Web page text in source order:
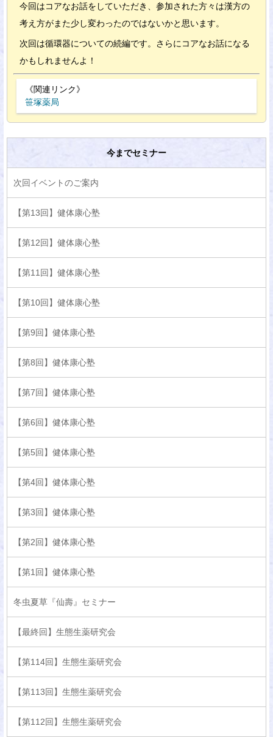
今回はコアなお話をしていただき、参加された方々は漢方の
考え方がまた少し変わったのではないかと思います。
次回は循環器についての続編です。さらにコアなお話になる
かもしれませんよ！
《関連リンク》
笹塚薬局
今までセミナー
次回イベントのご案内
【第13回】健体康心塾
【第12回】健体康心塾
【第11回】健体康心塾
【第10回】健体康心塾
【第9回】健体康心塾
【第8回】健体康心塾
【第7回】健体康心塾
【第6回】健体康心塾
【第5回】健体康心塾
【第4回】健体康心塾
【第3回】健体康心塾
【第2回】健体康心塾
【第1回】健体康心塾
冬虫夏草『仙壽』セミナー
【最終回】生態生薬研究会
【第114回】生態生薬研究会
【第113回】生態生薬研究会
【第112回】生態生薬研究会